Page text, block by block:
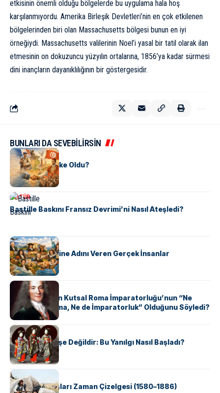
etkisinin önemli olduğu bölgelerde bu uygulama hala hoş
karşılanmıyordu. Amerika Birleşik Devletleri’nin en çok etkilenen
bölgelerinden biri olan Massachusetts bölgesi bunun en iyi
örneğiydi. Massachusetts valilerinin Noel’i yasal bir tatil olarak ilan
etmesinin on dokuzuncu yüzyılın ortalarına, 1856’ya kadar sürmesi
dini inançların dayanıklılığının bir göstergesidir.
BUNLARI DA SEVEBİLİRSİN
KÜLTÜR
Tunus Nasıl Ülke Oldu?
KÜLTÜR
Bastille Baskını Fransız Devrimi’ni Nasıl Ateşledi?
KÜLTÜR
ABD Eyaletlerine Adını Veren Gerçek İnsanlar
KÜLTÜR
Voltaire Neden Kutsal Roma İmparatorluğu’nun “Ne
Kutsal, Ne Roma, Ne de İmparatorluk” Olduğunu Söyledi?
KÜLTÜR
Geyşalar Fahişe Değildir: Bu Yanılgı Nasıl Başladı?
KÜLTÜR
Apache Savaşları Zaman Çizelgesi (1580–1886)